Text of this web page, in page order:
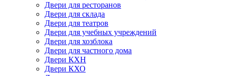
Двери для ресторанов
Двери для склада
Двери для театров
Двери для учебных учреждений
Двери для хозблока
Двери для частного дома
Двери КХН
Двери КХО